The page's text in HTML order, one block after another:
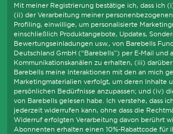
Mit meiner Registrierung bestätige ich, dass ich
(ii) der Verarbeitung meiner
Profiling, einwillige, um personalisierte
einschließlich Produktangebote, Updates,
Bewertungseinladungen usw., von Barebells
Deutschland GmbH (“Barebells”) per E-Mail und
Kommunikationskanälen zu erhalten, (iii)
Barebells meine Interaktionen mit den an mich
Marketingmaterialien verfolgt, um deren Inhalte
persönlichen Bedürfnisse anzupassen; und (iv)
von Barebells gelesen habe. Ich verstehe, dass
jederzeit widerrufen kann, ohne dass die
Widerruf erfolgten Verarbeitung davon berührt
Abonnenten erhalten einen 10%-Rabattcode für